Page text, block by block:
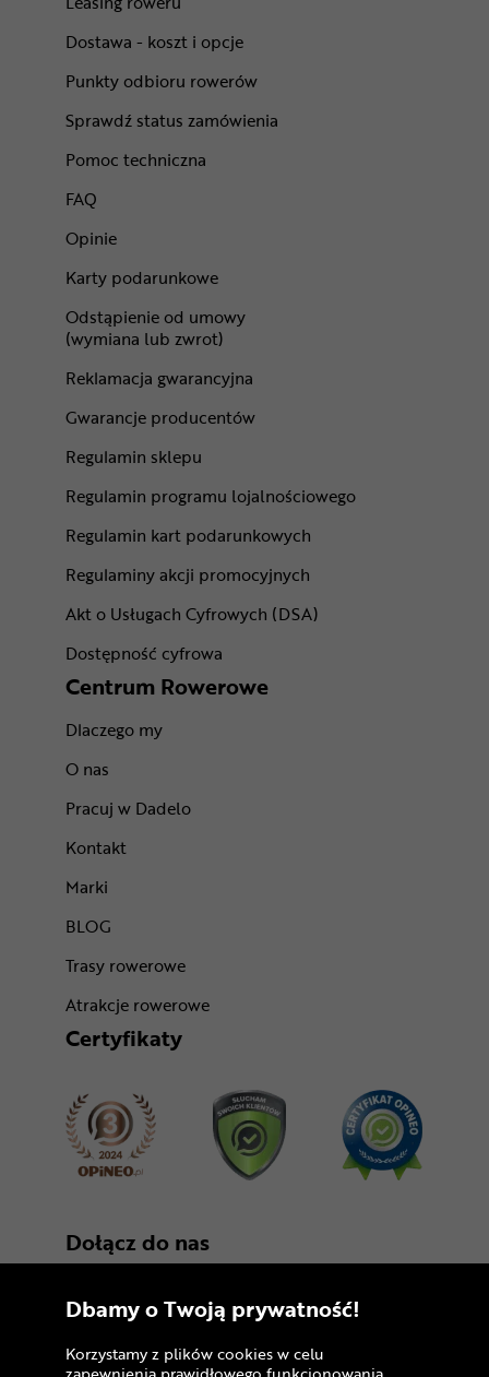
Dostawa - koszt i opcje
Punkty odbioru rowerów
Sprawdź status zamówienia
Pomoc techniczna
FAQ
Opinie
Karty podarunkowe
Odstąpienie od umowy
(wymiana lub zwrot)
Reklamacja gwarancyjna
Gwarancje producentów
Regulamin sklepu
Regulamin programu lojalnościowego
Regulamin kart podarunkowych
Regulaminy akcji promocyjnych
Akt o Usługach Cyfrowych (DSA)
Dostępność cyfrowa
Centrum Rowerowe
Dlaczego my
O nas
Pracuj w Dadelo
Kontakt
Marki
BLOG
Trasy rowerowe
Atrakcje rowerowe
Certyfikaty
Dołącz do nas
Dbamy o Twoją prywatność!
Korzystamy z plików cookies w celu